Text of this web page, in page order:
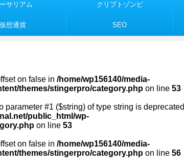
サリアム クリプトゾンビ
仮想通貨 SEO
on false in /home/wp156140/media-
themes/stingerpro/category.php on line 53
parameter #1 ($string) of type string is deprecated
public_html/wp-
on line 53
on false in /home/wp156140/media-
themes/stingerpro/category.php on line 56